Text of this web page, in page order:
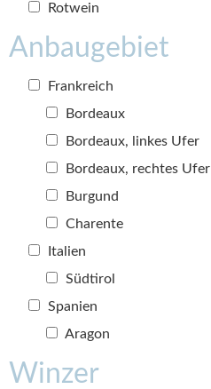
Rotwein
Anbaugebiet
Frankreich
Bordeaux
Bordeaux, linkes Ufer
Bordeaux, rechtes Ufer
Burgund
Charente
Italien
Südtirol
Spanien
Aragon
Winzer